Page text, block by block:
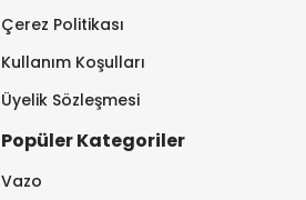
Çerez Politikası
Kullanım Koşulları
Üyelik Sözleşmesi
Popüler Kategoriler
Vazo